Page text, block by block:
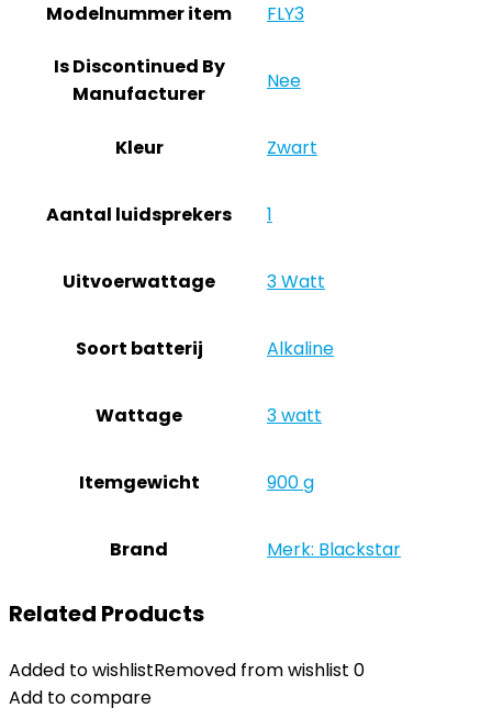
Modelnummer item ‎FLY3
Is Discontinued By
Manufacturer
‎Nee
Kleur ‎Zwart
Aantal luidsprekers ‎1
Uitvoerwattage ‎3 Watt
Soort batterij ‎Alkaline
Wattage ‎3 watt
Itemgewicht ‎900 g
Brand Merk: Blackstar
Related Products
Added to wishlistRemoved from wishlist 0
Add to compare